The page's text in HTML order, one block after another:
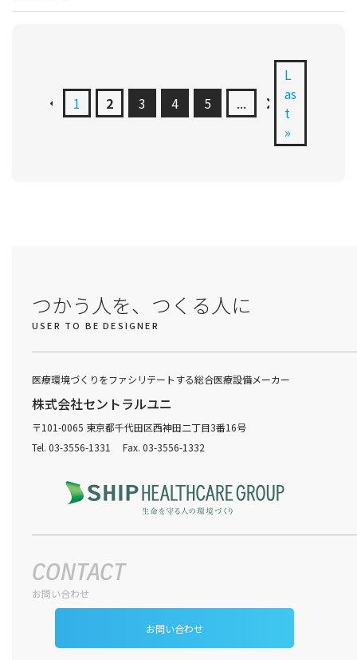
1 2 3 4 5 ...
L
as
t
»
つかう人を、つくる人に
USER TO BE DESIGNER
医療環境づくりをファシリテートする総合医療設備メーカー
株式会社セントラルユニ
〒101-0065 東京都千代田区西神田二丁目3番16号
Tel. 03-3556-1331 Fax. 03-3556-1332
CONTACT
お問い合わせ
お問い合わせ